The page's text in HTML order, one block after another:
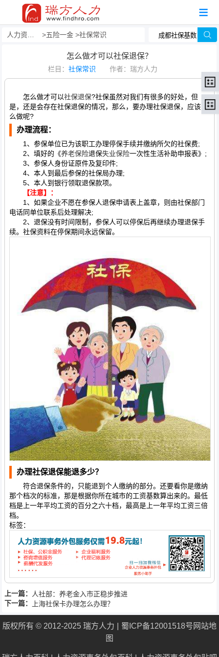
五险一金 社保常识
怎么做才可以社保退保？
栏目： 社保常识 作者：瑞方人力
怎么做才可以社保退保?社保虽然对我们有很多的好处，但
是，还是会存在社保退保的情况，那么，要办理社保退保，应该怎
么做呢?
办理流程：
1、参保单位已为该职工办理停保手续并缴纳所欠的社保费;
2、填好的《养老保险退保失业保险一次性生活补助申报表》;
3、参保人身份证原件及复印件;
4、本人到最后参保的社保局办理;
5、本人到银行领取退保款项。
【注意】：
1、如果企业不愿在参保人退保申请表上盖章，则由社保部门
电话同单位联系后处理解决;
2、退保没有时间限制，参保人可以停保后再继续办理退保手
续。社保资料在停保期间永远保留。
办理社保退保能退多少？
符合退保条件的，只能退到个人缴纳的部分。还要看你是缴纳
那个档次的标准，那是根据你所在城市的工资基数算出来的。最低
档是上一年平均工资的百分之六十档，最高是上一年平均工资三倍
档。
标签：
上一篇： 人社部：养老金入市正稳步推进
下一篇：
上海社保卡办理怎么办理？
版权所有 © 2012-2025 瑞方人力 蜀ICP备12001518号 网站地
图